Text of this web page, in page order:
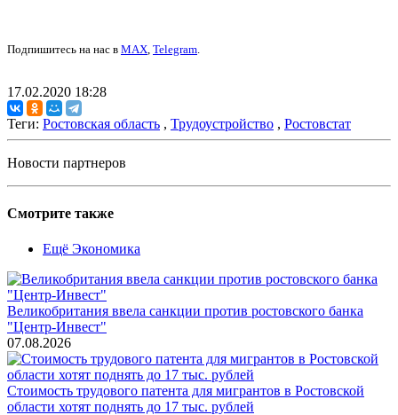
Подпишитесь на нас в MAX, Telegram.
17.02.2020 18:28
Теги: Ростовская область , Трудоустройство , Ростовстат
Новости партнеров
Смотрите также
Ещё Экономика
Великобритания ввела санкции против ростовского банка
"Центр-Инвест"
07.08.2026
Стоимость трудового патента для мигрантов в Ростовской
области хотят поднять до 17 тыс. рублей